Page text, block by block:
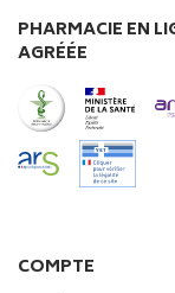
PHARMACIE EN
AGRÉÉE
COMPTE